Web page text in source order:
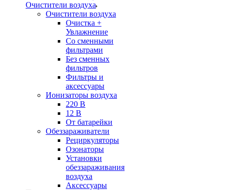
Очистители воздуха
Очистители воздуха
Очистка +
Увлажнение
Cо сменными
фильтрами
Без сменных
фильтров
Фильтры и
аксессуары
Ионизаторы воздуха
220 В
12 В
От батарейки
Обеззараживатели
Рециркуляторы
Озонаторы
Установки
обеззараживания
воздуха
Аксессуары